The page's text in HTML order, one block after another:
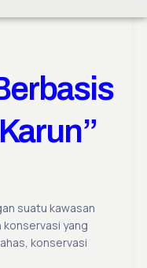
suatu kawasan
konservasi yang
konservasi